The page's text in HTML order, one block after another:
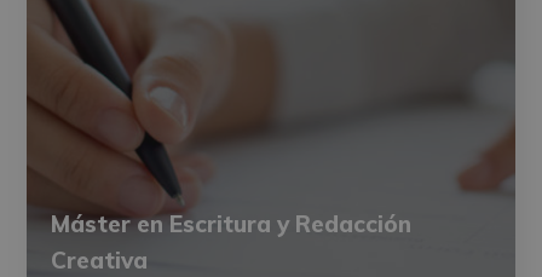
Máster en Escritura y Redacción
Creativa